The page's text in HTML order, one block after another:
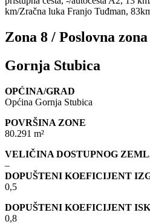
km/Zračna luka Franjo Tuđman,
Zona 8 / Poslovna zona
Gornja Stubica
OPĆINA/GRAD
Općina Gornja Stubica
POVRŠINA ZONE
80.291 m²
VELIČINA DOSTUPNOG
–
DOPUŠTENI KOEFICIJENT
0,5
DOPUŠTENI KOEFICIJENT
0,8